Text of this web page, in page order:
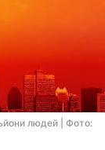
людей | Фото: